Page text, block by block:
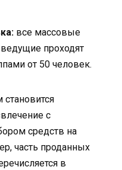
все массовые
проходят
от 50 человек.
с
средств на
часть проданных
в